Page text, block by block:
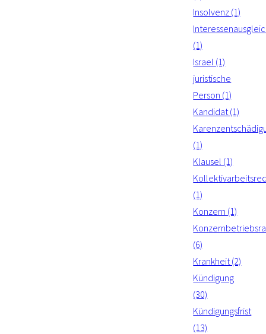
Insolvenz (1)
(1)
Israel (1)
juristische
Person (1)
Kandidat (1)
(1)
Klausel (1)
(1)
Konzern (1)
(6)
Krankheit (2)
Kündigung
(30)
Kündigungsfrist
(13)